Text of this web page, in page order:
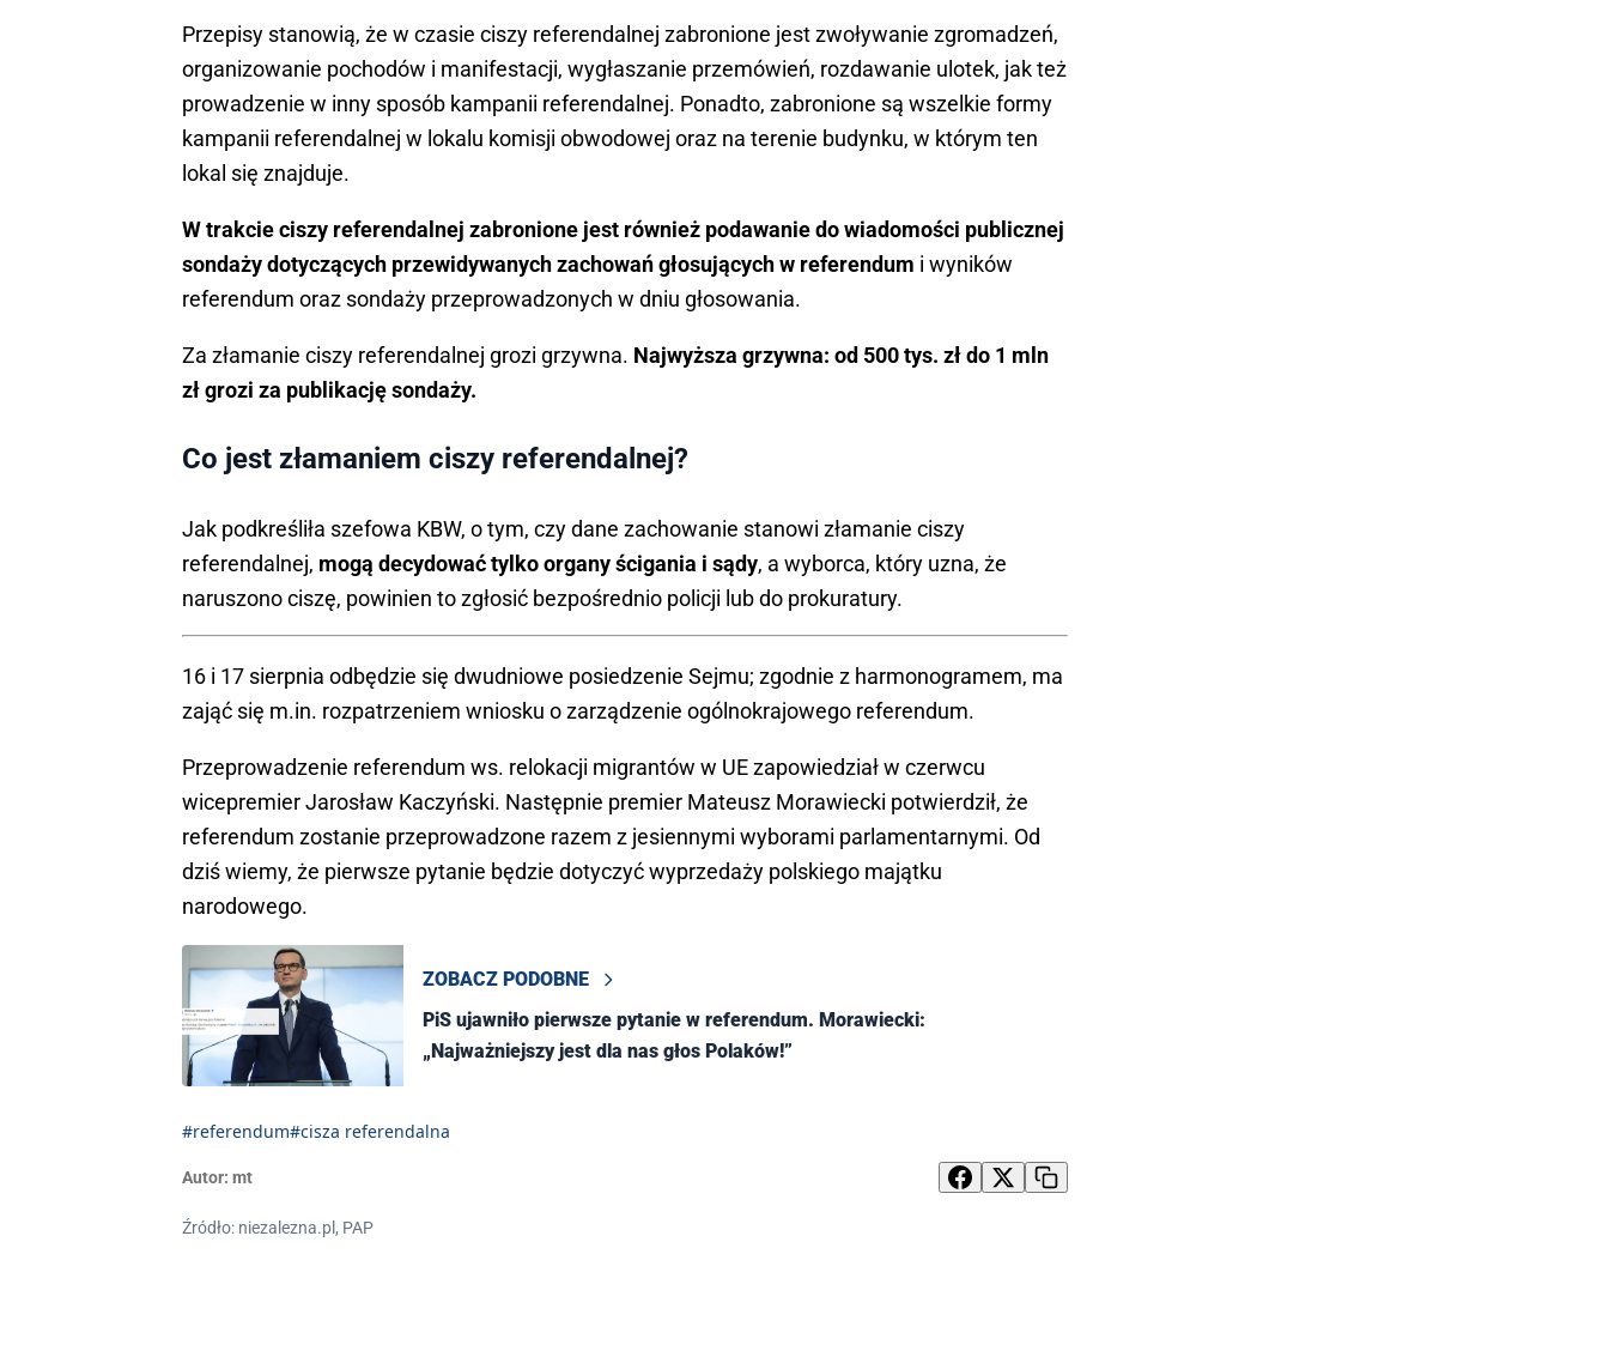
Przepisy stanowią, że w czasie ciszy referendalnej zabronione jest zwoływanie zgromadzeń,
organizowanie pochodów i manifestacji, wygłaszanie przemówień, rozdawanie ulotek, jak też
prowadzenie w inny sposób kampanii referendalnej. Ponadto, zabronione są wszelkie formy
kampanii referendalnej w lokalu komisji obwodowej oraz na terenie budynku, w którym ten
lokal się znajduje.
W trakcie ciszy referendalnej zabronione jest również podawanie do wiadomości publicznej
sondaży dotyczących przewidywanych zachowań głosujących w referendum i wyników
referendum oraz sondaży przeprowadzonych w dniu głosowania.
Za złamanie ciszy referendalnej grozi grzywna. Najwyższa grzywna: od 500 tys. zł do 1 mln
zł grozi za publikację sondaży.
Co jest złamaniem ciszy referendalnej?
Jak podkreśliła szefowa KBW, o tym, czy dane zachowanie stanowi złamanie ciszy
referendalnej, mogą decydować tylko organy ścigania i sądy, a wyborca, który uzna, że
naruszono ciszę, powinien to zgłosić bezpośrednio policji lub do prokuratury.
16 i 17 sierpnia odbędzie się dwudniowe posiedzenie Sejmu; zgodnie z harmonogramem, ma
zająć się m.in. rozpatrzeniem wniosku o zarządzenie ogólnokrajowego referendum.
Przeprowadzenie referendum ws. relokacji migrantów w UE zapowiedział w czerwcu
wicepremier Jarosław Kaczyński. Następnie premier Mateusz Morawiecki potwierdził, że
referendum zostanie przeprowadzone razem z jesiennymi wyborami parlamentarnymi. Od
dziś wiemy, że pierwsze pytanie będzie dotyczyć wyprzedaży polskiego majątku
narodowego.
ZOBACZ PODOBNE
PiS ujawniło pierwsze pytanie w referendum. Morawiecki:
„Najważniejszy jest dla nas głos Polaków!”
#referendum#cisza referendalna
Autor: mt
Źródło: niezalezna.pl, PAP